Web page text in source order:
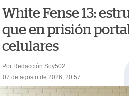
White Fense 13:
que en prisión
celulares
Por Redacción Soy502
07 de agosto de 2026, 20:57